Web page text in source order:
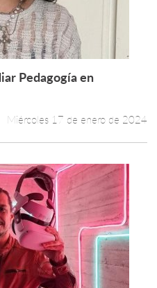
Leer más +
Pedagogía en
Miércoles 17 de enero de 2024